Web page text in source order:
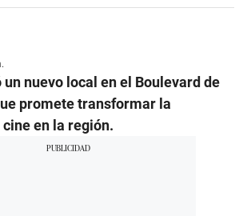
nuevo local en el Boulevard de
promete transformar la
en la región.